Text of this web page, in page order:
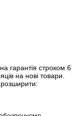
гарантія строком 6
на нові товари.